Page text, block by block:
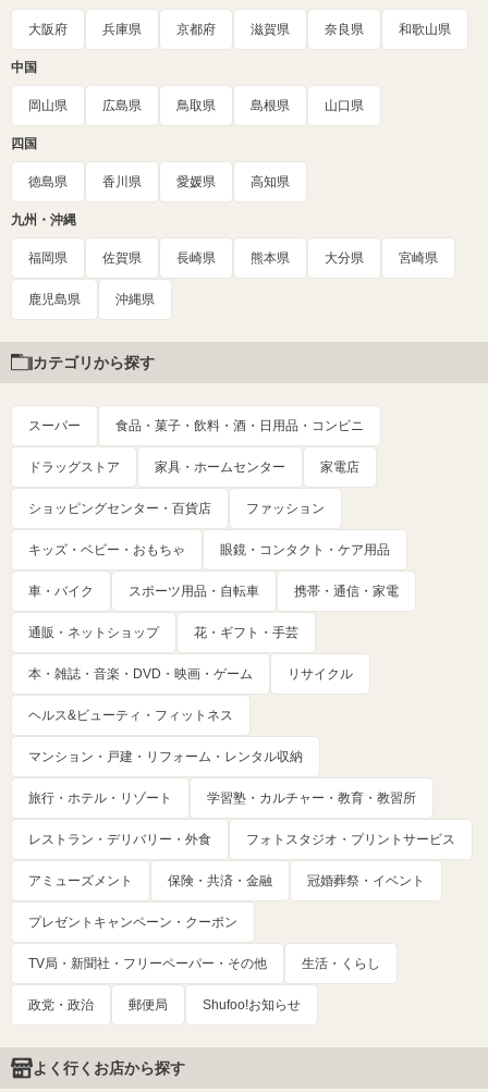
大阪府 兵庫県 京都府 滋賀県 奈良県 和歌山県
中国
岡山県 広島県 鳥取県 島根県 山口県
四国
徳島県 香川県 愛媛県 高知県
九州・沖縄
福岡県 佐賀県 長崎県 熊本県 大分県 宮崎県
鹿児島県 沖縄県
カテゴリから探す
スーパー 食品・菓子・飲料・酒・日用品・コンビニ
ドラッグストア 家具・ホームセンター 家電店
ショッピングセンター・百貨店 ファッション
キッズ・ベビー・おもちゃ 眼鏡・コンタクト・ケア用品
車・バイク スポーツ用品・自転車 携帯・通信・家電
通販・ネットショップ 花・ギフト・手芸
本・雑誌・音楽・DVD・映画・ゲーム リサイクル
ヘルス&ビューティ・フィットネス
マンション・戸建・リフォーム・レンタル収納
旅行・ホテル・リゾート 学習塾・カルチャー・教育・教習所
レストラン・デリバリー・外食 フォトスタジオ・プリントサービス
アミューズメント 保険・共済・金融 冠婚葬祭・イベント
プレゼントキャンペーン・クーポン
TV局・新聞社・フリーペーパー・その他 生活・くらし
政党・政治 郵便局 Shufoo!お知らせ
よく行くお店から探す